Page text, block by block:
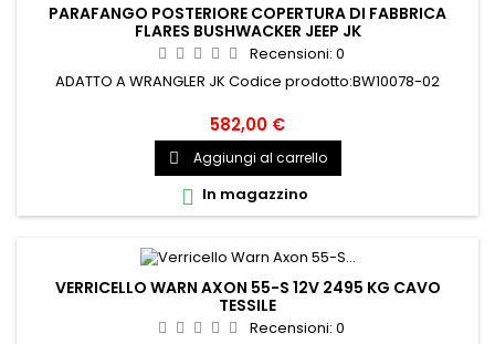
PARAFANGO POSTERIORE COPERTURA DI FABBRICA
FLARES BUSHWACKER JEEP JK
Recensioni: 0
ADATTO A WRANGLER JK Codice prodotto:BW10078-02
582,00 €
 Aggiungi al carrello
 In magazzino
VERRICELLO WARN AXON 55-S 12V 2495 KG CAVO
TESSILE
Recensioni: 0